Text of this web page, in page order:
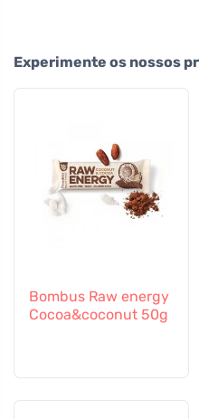
Experimente os nossos
Bombus Raw energy
Cocoa&coconut 50g